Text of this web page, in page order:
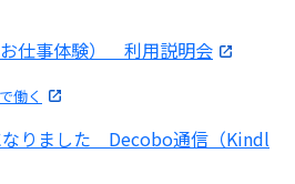
仕事体験） 利用説明会
働く
なりました Decobo通信（Kindl